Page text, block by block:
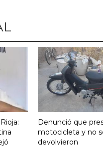
Denunció que
motocicleta y no
devolvieron